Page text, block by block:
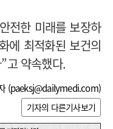
전한 미래를 보장하
에 최적화된 보건의
고 약속했다.
(paeksj@dailymedi.com)
기자의 다른기사보기